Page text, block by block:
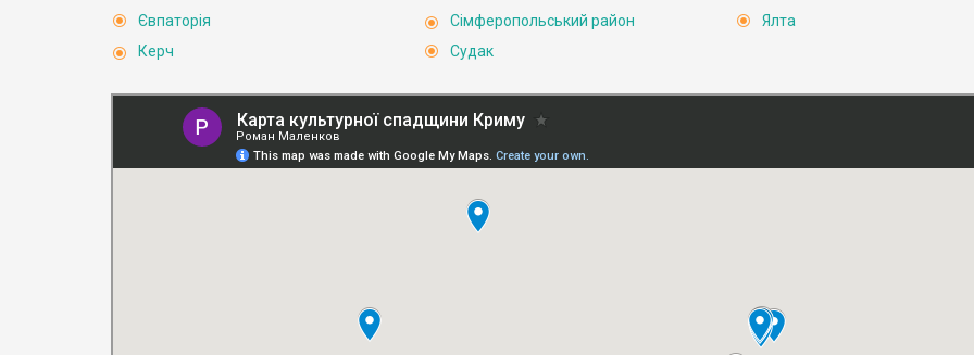
Євпаторія
Керч
Сімферопольський район
Судак
Ялта